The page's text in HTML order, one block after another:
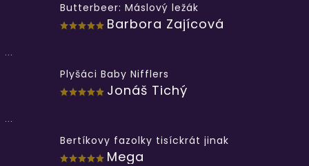
Butterbeer: Máslový ležák
Barbora Zajícová
...
Plyšáci Baby Nifflers
Jonáš Tichý
...
Bertíkovy fazolky tisíckrát jinak
Mega